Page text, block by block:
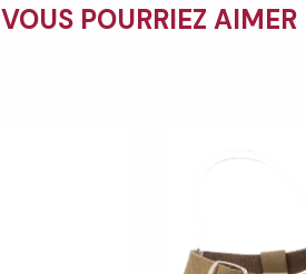
VOUS POURRIEZ AIMER